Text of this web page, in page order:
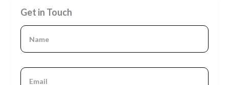
Get in Touch